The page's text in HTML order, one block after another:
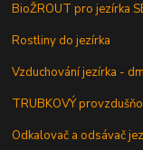
BioŽROUT pro jezírka
Rostliny do jezírka
Vzduchování jezírka -
TRUBKOVÝ
Odkalovač a odsávač